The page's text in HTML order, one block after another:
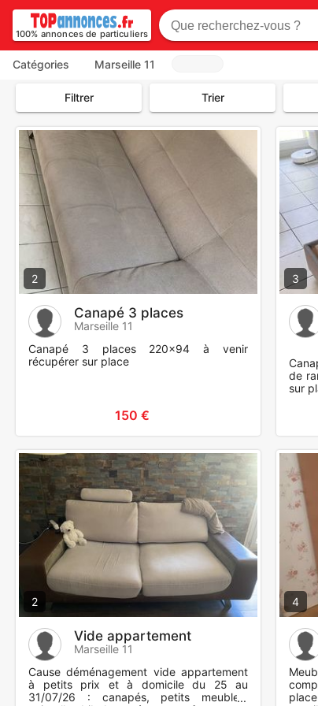
100% annonces de particuliers
Catégories Marseille 11
Filtrer Trier
2
Canapé 3 places
Marseille 11
Canapé 3 places 220x94 à venir
récupérer sur place
150 €
3
de
sur
2
Vide appartement
Marseille 11
Cause déménagement vide appartement
à petits prix et à domicile du 25 au
31/07/26 : canapés, petits meubles,
4